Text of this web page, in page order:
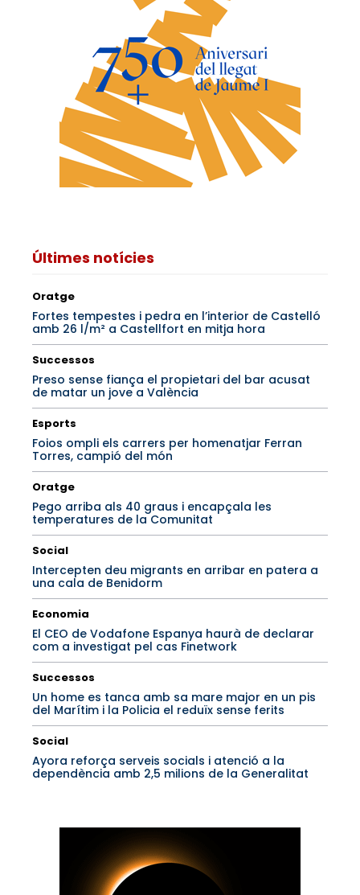
Últimes notícies
Oratge
Fortes tempestes i pedra en l’interior de Castelló
amb 26 l/m² a Castellfort en mitja hora
Successos
Preso sense fiança el propietari del bar acusat
de matar un jove a València
Esports
Foios ompli els carrers per homenatjar Ferran
Torres, campió del món
Oratge
Pego arriba als 40 graus i encapçala les
temperatures de la Comunitat
Social
Intercepten deu migrants en arribar en patera a
una cala de Benidorm
Economia
El CEO de Vodafone Espanya haurà de declarar
com a investigat pel cas Finetwork
Successos
Un home es tanca amb sa mare major en un pis
del Marítim i la Policia el reduïx sense ferits
Social
Ayora reforça serveis socials i atenció a la
dependència amb 2,5 milions de la Generalitat